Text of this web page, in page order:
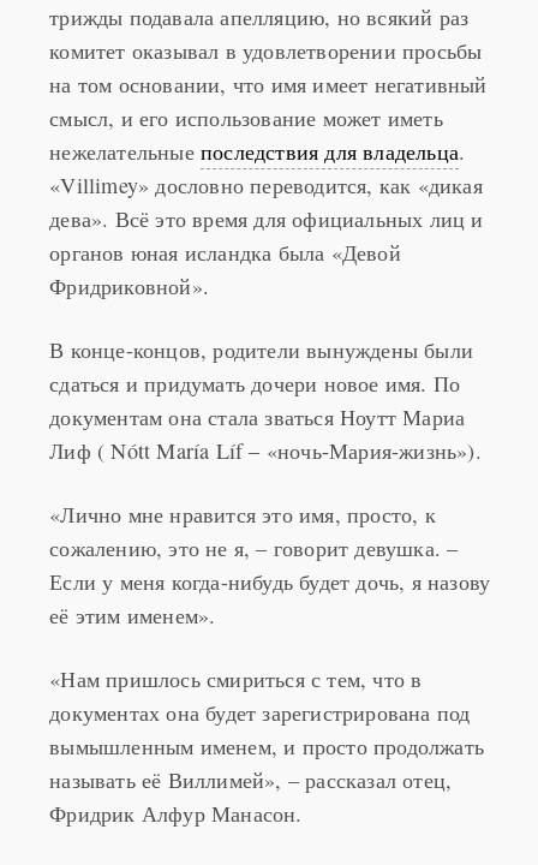
комитет оказывал в удовлетворении просьбы
на том основании, что имя имеет негативный
смысл, и его использование может иметь
нежелательныепоследствия для владельца
«Villimey» дословно переводится, как «дикая
дева». Всё это время для официальных лиц и
органов юная исландка была «Девой
Фридриковной».
сдаться и придумать дочери новое имя. По
документам она стала зваться Ноутт Мариа
Лиф ( Nótt María Líf – «ночь-Мария-жизнь»).
сожалению, это не я, – говорит девушка. –
Если у меня когда-нибудь будет дочь, я назову
её этим именем».
документах она будет зарегистрирована под
вымышленным именем, и просто продолжать
называть её Виллимей», – рассказал отец,
Фридрик Алфур Манасон.